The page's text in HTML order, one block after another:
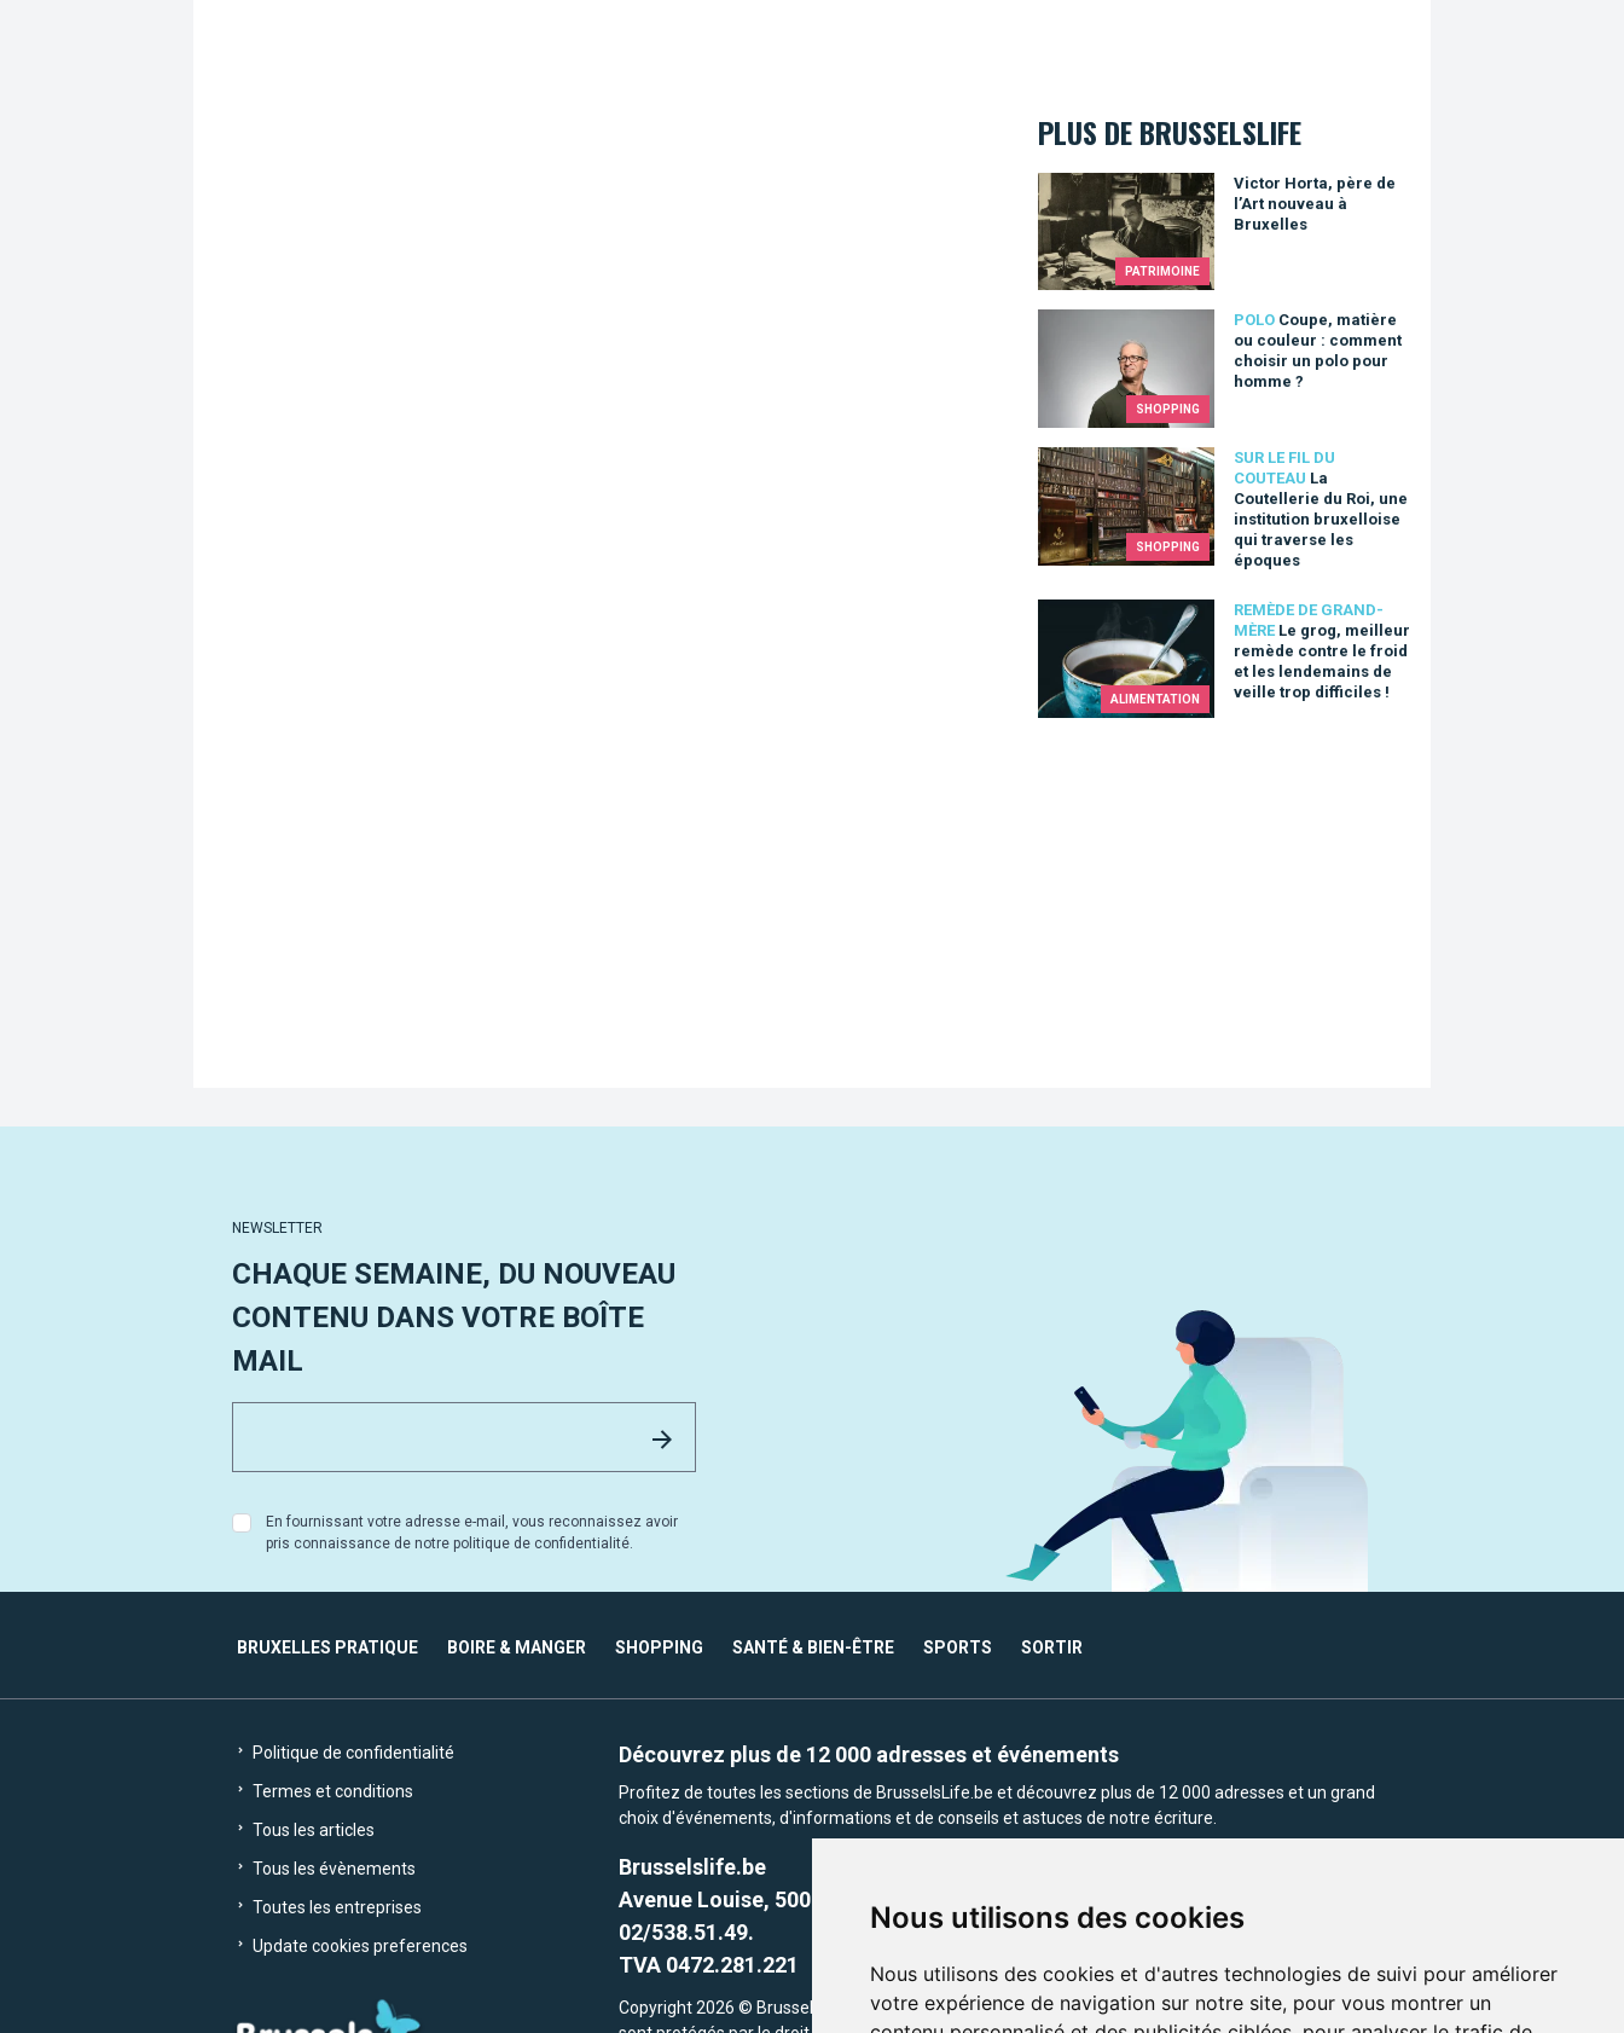
Nous utilisons des cookies
Nous utilisons des cookies et d'autres technologies de suivi pour améliorer
votre expérience de navigation sur notre site, pour vous montrer un
PLUS DE BRUSSELSLIFE
PATRIMOINE
Victor Horta, père de
l’Art nouveau à
Bruxelles
Victor Horta, père de l’Art nouveau à Bruxelles
SHOPPING
POLO Coupe, matière
ou couleur : comment
choisir un polo pour
homme ?
Coupe, matière ou couleur : comment choisir un polo pour homme ?
SHOPPING
SUR LE FIL DU
COUTEAU La
Coutellerie du Roi, une
institution bruxelloise
qui traverse les
époques
La Coutellerie du Roi, une institution bruxelloise qui traverse les
ALIMENTATION
REMÈDE DE GRAND-
MÈRE Le grog, meilleur
remède contre le froid
et les lendemains de
veille trop difficiles !
Le grog, meilleur remède contre le froid et les lendemains de veille
NEWSLETTER
CHAQUE SEMAINE, DU NOUVEAU
CONTENU DANS VOTRE BOÎTE
MAIL
En fournissant votre adresse e-mail, vous reconnaissez avoir
pris connaissance de notre politique de confidentialité.
BRUXELLES PRATIQUE BOIRE & MANGER SHOPPING SANTÉ & BIEN-ÊTRE SPORTS SORTIR
Politique de confidentialité
Termes et conditions
Tous les articles
Tous les évènements
Toutes les entreprises
Update cookies preferences
Découvrez plus de 12 000 adresses et événements
Profitez de toutes les sections de BrusselsLife.be et découvrez plus de 12 000 adresses et un grand
choix d'événements, d'informations et de conseils et astuces de notre écriture.
Brusselslife.be
Avenue Louise, 500 -1050 Ixelles, Brussels,
02/538.51.49.
TVA 0472.281.221
Copyright 2026 © Brusselslife.be Tous droits réservés. Le contenu et les images utilisés sur ce site